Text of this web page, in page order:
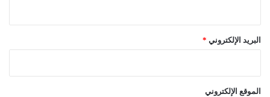
البريد الإلكتروني *
الموقع الإلكتروني